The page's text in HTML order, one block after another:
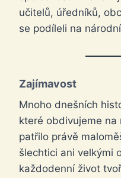
učitelů, úředníků,
se podíleli na
Zajímavost
Mnoho dnešních
které obdivujeme na
patřilo právě
šlechtici ani velkými
každodenní život